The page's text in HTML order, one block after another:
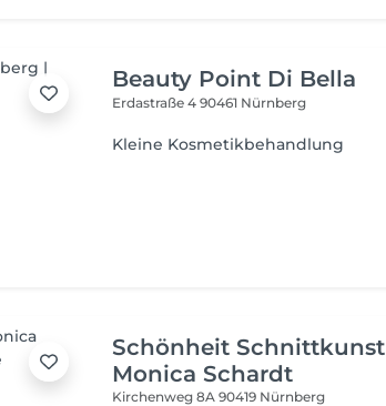
Beauty Point Di Bella
Erdastraße 490461 Nürnberg
Kleine Kosmetikbehandlung
Schönheit Schnittkunst
Monica Schardt
Kirchenweg 8A90419 Nürnberg